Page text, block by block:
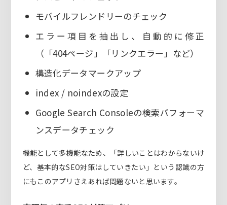
モバイルフレンドリーのチェック
エラー項目を抽出し、自動的に修正
（「404ページ」「リンクエラー」など）
構造化データマークアップ
index / noindexの設定
Google Search Consoleの検索パフォーマ
ンスデータチェック
機能として多機能なため、「詳しいことはわからないけ
ど、基本的なSEO対策はしていきたい」という認識の方
にもこのアプリさえあれば問題ないと思います。